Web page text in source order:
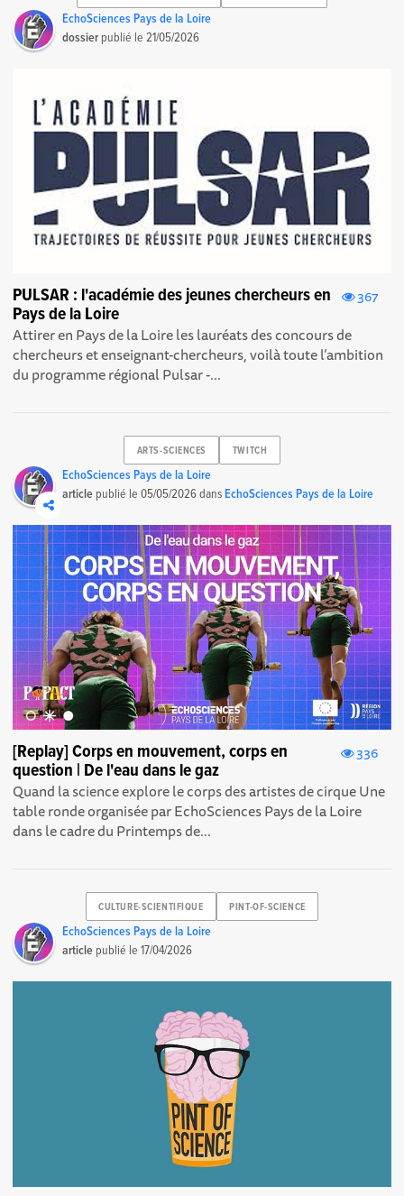
EchoSciences Pays de la Loire
dossier publié le21/05/2026
367
PULSAR : l'académie des jeunes chercheurs en
Pays de la Loire
Attirer en Pays de la Loire les lauréats des concours de
chercheurs et enseignant-chercheurs, voilà toute l’ambition
du programme régional Pulsar -...
ARTS-SCIENCES TWITCH
EchoSciences Pays de la Loire
article publié le05/05/2026dansEchoSciences Pays de la Loire
336
[Replay] Corps en mouvement, corps en
question | De l'eau dans le gaz
Quand la science explore le corps des artistes de cirque Une
table ronde organisée par EchoSciences Pays de la Loire
dans le cadre du Printemps de...
CULTURE-SCIENTIFIQUE PINT-OF-SCIENCE
EchoSciences Pays de la Loire
article publié le17/04/2026